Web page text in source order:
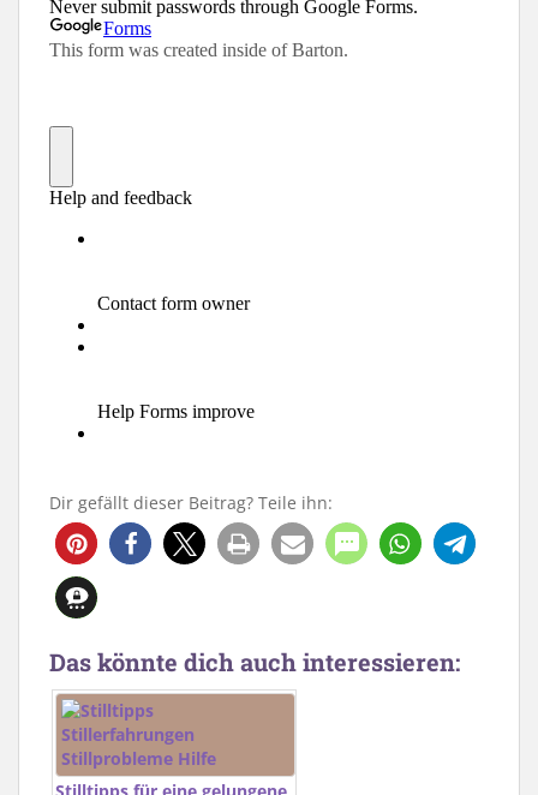
Dir gefällt dieser Beitrag? Teile ihn:
Das könnte dich auch interessieren: